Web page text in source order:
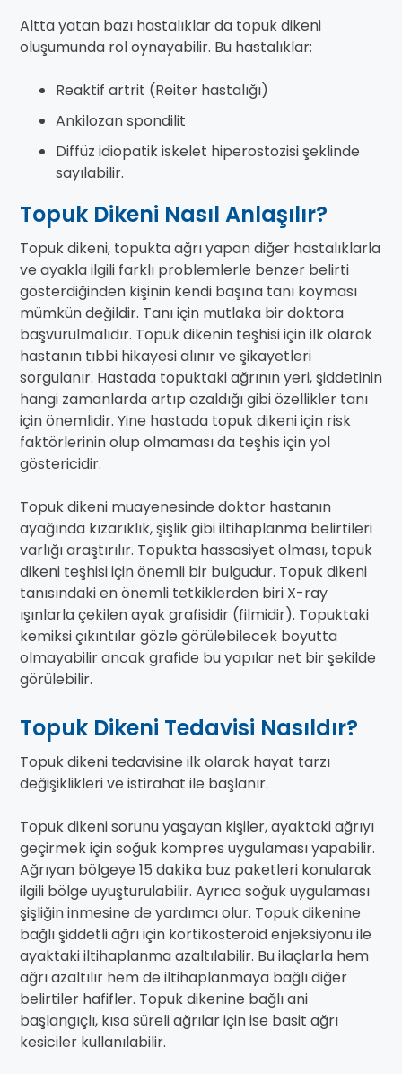
Altta yatan bazı hastalıklar da topuk dikeni
oluşumunda rol oynayabilir. Bu hastalıklar:
Reaktif artrit (Reiter hastalığı)
Ankilozan spondilit
Diffüz idiopatik iskelet hiperostozisi şeklinde
sayılabilir.
Topuk Dikeni Nasıl Anlaşılır?
Topuk dikeni, topukta ağrı yapan diğer hastalıklarla
ve ayakla ilgili farklı problemlerle benzer belirti
gösterdiğinden kişinin kendi başına tanı koyması
mümkün değildir. Tanı için mutlaka bir doktora
başvurulmalıdır. Topuk dikenin teşhisi için ilk olarak
hastanın tıbbi hikayesi alınır ve şikayetleri
sorgulanır. Hastada topuktaki ağrının yeri, şiddetinin
hangi zamanlarda artıp azaldığı gibi özellikler tanı
için önemlidir. Yine hastada topuk dikeni için risk
faktörlerinin olup olmaması da teşhis için yol
göstericidir.
Topuk dikeni muayenesinde doktor hastanın
ayağında kızarıklık, şişlik gibi iltihaplanma belirtileri
varlığı araştırılır. Topukta hassasiyet olması, topuk
dikeni teşhisi için önemli bir bulgudur. Topuk dikeni
tanısındaki en önemli tetkiklerden biri X-ray
ışınlarla çekilen ayak grafisidir (filmidir). Topuktaki
kemiksi çıkıntılar gözle görülebilecek boyutta
olmayabilir ancak grafide bu yapılar net bir şekilde
görülebilir.
Topuk Dikeni Tedavisi Nasıldır?
Topuk dikeni tedavisine ilk olarak hayat tarzı
değişiklikleri ve istirahat ile başlanır.
Topuk dikeni sorunu yaşayan kişiler, ayaktaki ağrıyı
geçirmek için soğuk kompres uygulaması yapabilir.
Ağrıyan bölgeye 15 dakika buz paketleri konularak
ilgili bölge uyuşturulabilir. Ayrıca soğuk uygulaması
şişliğin inmesine de yardımcı olur. Topuk dikenine
bağlı şiddetli ağrı için kortikosteroid enjeksiyonu ile
ayaktaki iltihaplanma azaltılabilir. Bu ilaçlarla hem
ağrı azaltılır hem de iltihaplanmaya bağlı diğer
belirtiler hafifler. Topuk dikenine bağlı ani
başlangıçlı, kısa süreli ağrılar için ise basit ağrı
kesiciler kullanılabilir.